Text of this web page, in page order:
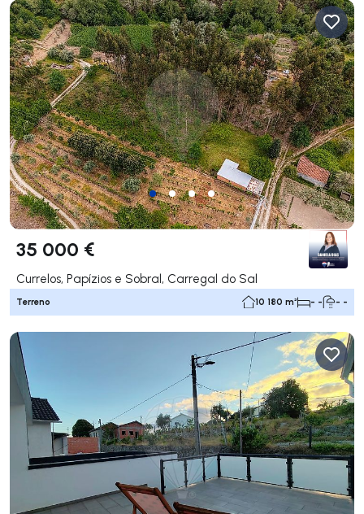
35 000 €
Currelos, Papízios e Sobral, Carregal do Sal
Terreno 10 180 m² - - - -